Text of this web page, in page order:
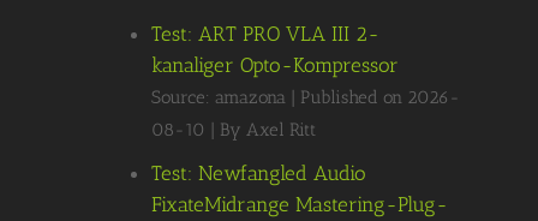
Test: ART PRO VLA III 2-
kanaliger Opto-Kompressor
Source: amazona
Published on 2026-
08-10
By Axel Ritt
Test: Newfangled Audio
FixateMidrange Mastering-Plug-